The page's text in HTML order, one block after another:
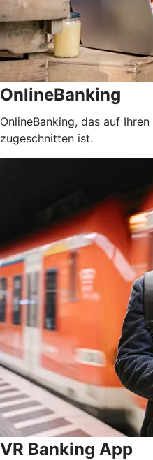
OnlineBanking
OnlineBanking, das auf
zugeschnitten ist.
VR Banking App